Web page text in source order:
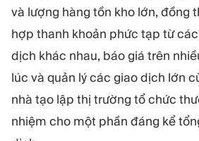
và lượng hàng tồn kho lớn, đồng
hợp thanh khoản phức tạp từ
dịch khác nhau, báo giá trên
lúc và quản lý các giao dịch lớn
nhà tạo lập thị trường tổ chức
nhiệm cho một phần đáng kể